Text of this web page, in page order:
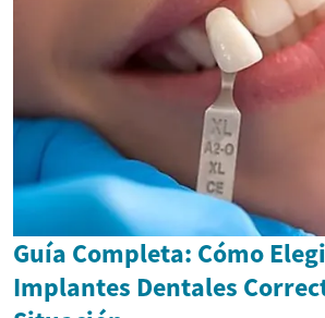
Guía Completa: Cómo
Implantes Dentales